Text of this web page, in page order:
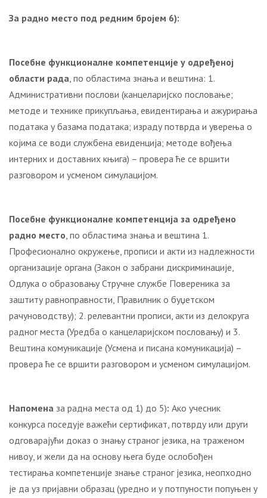
За радно место под редним бројем 6):
Посебне функционалне компетенције у одређеној
области рада, по областима знања и вештина: 1.
Административни послови (канцеларијско пословање;
методе и технике прикупљања, евидентирања и ажурирања
података у базама података; израду потврда и уверења о
којима се води службена евиденција; методе вођења
интерних и доставних књига) – провера ће се вршити
разговором и усменом симулацијом.
Посебне функционалне компетенција за одређено
радно место, по областима знања и вештина 1.
Професионално окружење, прописи и акти из надлежности
организације органа (Закон о забрани дискриминације,
Одлука о образовању Стручне службе Повереника за
заштиту равноправности, Правилник о буџетском
рачуноводству); 2. релевантни прописи, акти из делокруга
радног места (Уредба о канцеларијском пословању) и 3.
Вештина комуникације (Усмена и писана комуникација) –
провера ће се вршити разговором и усменом симулацијом.
Напомена за радна места од 1) до 5): Ако учесник
конкурса поседује важећи сертификат, потврду или други
одговарајући доказ о знању страног језика, на траженом
нивоу, и жели да на основу њега буде ослобођен
тестирања компетенције знање страног језика, неопходно
је да уз пријавни образац (уредно и у потпуности попуњен у